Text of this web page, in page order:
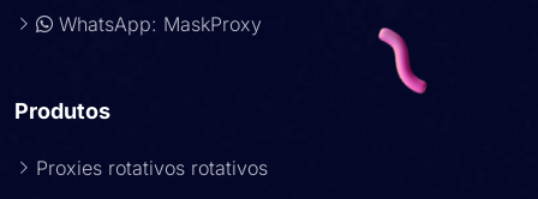
WhatsApp: MaskProxy
Produtos
Proxies rotativos rotativos